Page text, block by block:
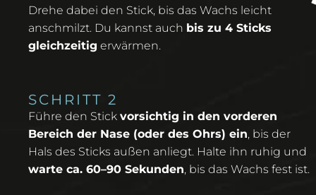
Drehe dabei den Stick, bis das Wachs leicht
anschmilzt. Du kannst auch bis zu 4 Sticks
gleichzeitig erwärmen.
SCHRITT 2
Führe den Stick vorsichtig in den vorderen
Bereich der Nase (oder des Ohrs) ein, bis der
Hals des Sticks außen anliegt. Halte ihn ruhig und
warte ca. 60–90 Sekunden, bis das Wachs fest ist.